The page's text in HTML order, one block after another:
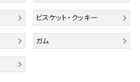
person
ビスケット・クッキー
ガム